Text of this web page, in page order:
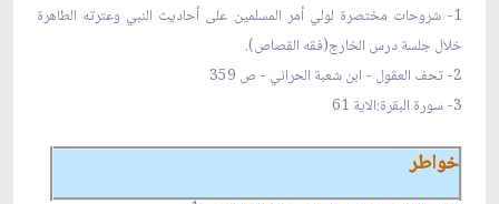
1- شروحات مختصرة لولي أمر المسلمين على أحاديث النبي وعترته الطاهرة
خلال جلسة درس الخارج(فقه القصاص).
2- تحف العقول - ابن شعبة الحراني - ص 359
3- سورة البقرة:الاية 61
خواطر